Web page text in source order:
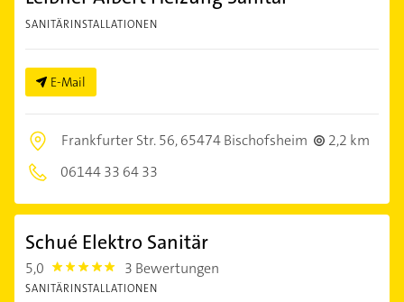
SANITÄRINSTALLATIONEN
E-Mail
Frankfurter Str. 56,65474 Bischofsheim
2,2 km
06144 33 64 33
Schué Elektro Sanitär
5,0 5.0 3 Bewertungen
SANITÄRINSTALLATIONEN